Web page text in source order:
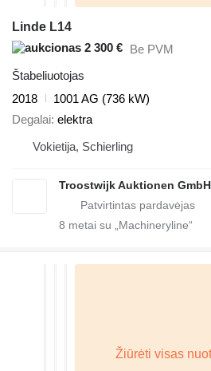
Linde L14
2 300 € Be PVM
Štabeliuotojas
2018
1001 AG (736 kW)
Degalai elektra
Vokietija, Schierling
Troostwijk Auktionen
8 metai su „Machineryline“